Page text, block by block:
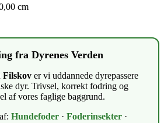
cm
fra Dyrenes Verden
Filskov er vi uddannede dyrepassere
dyr. Trivsel, korrekt fodring og
af vores faglige baggrund.
Hundefoder · Foderinsekter ·